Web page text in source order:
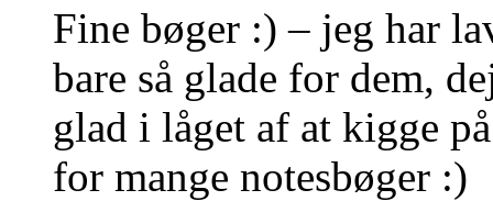
Fine bøger :) – jeg har
bare så glade for dem,
glad i låget af at kigge
for mange notesbøger :)